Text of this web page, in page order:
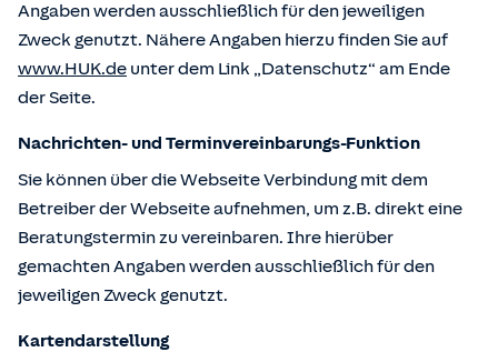
Angaben werden ausschließlich für den jeweiligen
Zweck genutzt. Nähere Angaben hierzu finden Sie auf
www.HUK.de unter dem Link „Datenschutz“ am Ende
der Seite.
Nachrichten- und Terminvereinbarungs-Funktion
Sie können über die Webseite Verbindung mit dem
Betreiber der Webseite aufnehmen, um z.B. direkt eine
Beratungstermin zu vereinbaren. Ihre hierüber
gemachten Angaben werden ausschließlich für den
jeweiligen Zweck genutzt.
Kartendarstellung